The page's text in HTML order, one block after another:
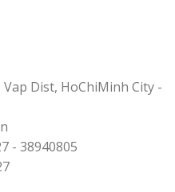
Dist, HoChiMinh City -
- 38940805